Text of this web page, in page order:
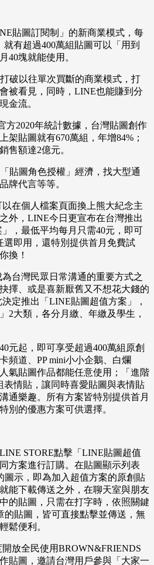
貼圖訂閱制」的新商業模式，每
有超過400萬組貼圖可以「用到
40塊就能使用。
破以往單次買斷的商業模式，打
被看見，同時，LINE也能賺到分
金流。
方2020年統計數據，台灣貼圖創作
架貼圖就有670萬組，年增84%；
售額達2億元。
貼圖角色授權」經濟，找大型通
牌代言等等。
在個人檔案頁面換上熊大紀念主
外，LINE今日更宣布在台灣推出
，最低平均每月只需40元，即可
選即用，還特別提供首月免費試
換！
台灣民眾日常溝通的重要方式之
擇、或是喜新厭舊又不想花大錢的
定推出「LINE貼圖超值方案」，
2大類，各分月繳、年繳及學生，
元起，即可享受超過400萬組原創
頻道、PP mini小小企鵝、白爛
氣貼圖作品都能任意使用；「進階
表情貼，讓同時喜愛貼圖與表情貼
通樂趣。所有方案皆特別提供首月
別的優惠方案可供選擇。
STORE點擊「LINE貼圖超值
方案進行訂購。在貼圖顯示列表
圖示，即為加入超值方案的原創貼
能下載傳送之外，在聊天室與朋友
的貼圖，只需在打字時，依照關鍵
的貼圖，皆可直接點擊並傳送，無
鬆便利。
放全民使用BROWN&FRIENDS
貼圖，邀請台灣用戶參與「大家一